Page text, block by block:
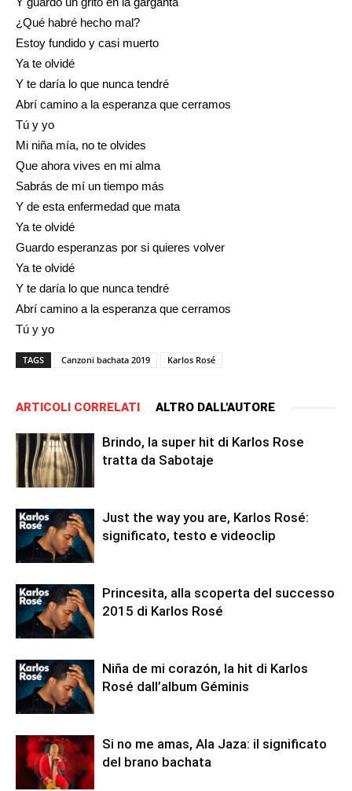
¿Qué habré hecho mal?
Estoy fundido y casi muerto
Ya te olvidé
Y te daría lo que nunca tendré
Abrí camino a la esperanza que cerramos
Tú y yo
Mi niña mía, no te olvides
Que ahora vives en mi alma
Sabrás de mí un tiempo más
Y de esta enfermedad que mata
Ya te olvidé
Guardo esperanzas por si quieres volver
Ya te olvidé
Y te daría lo que nunca tendré
Abrí camino a la esperanza que cerramos
Tú y yo
TAGS Canzoni bachata 2019 Karlos Rosé
ARTICOLI CORRELATI ALTRO DALL'AUTORE
Brindo, la super hit di Karlos Rose
tratta da Sabotaje
Just the way you are, Karlos Rosé:
significato, testo e videoclip
Princesita, alla scoperta del successo
2015 di Karlos Rosé
Niña de mi corazón, la hit di Karlos
Rosé dall’album Géminis
Si no me amas, Ala Jaza: il significato
del brano bachata